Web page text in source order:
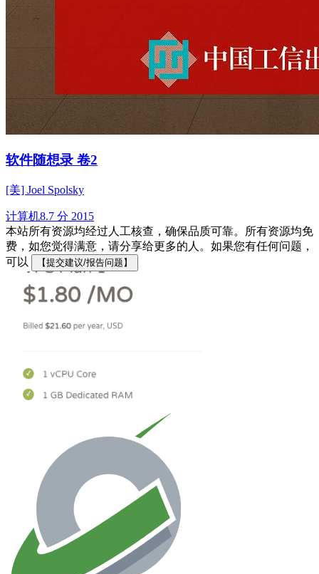
软件随想录 卷2
[美] Joel Spolsky
计算机8.7 分 2015
本站所有资源均经过人工核查，确保品质可靠。所有资源均免
费，如您觉得满意，请分享给更多的人。如果您有任何问题，
可以
【提交建议/报告问题】